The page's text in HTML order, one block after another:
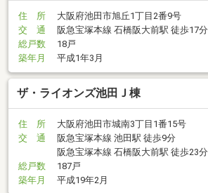
住 所
大阪府池田市旭丘1丁目2番9号
交 通
阪急宝塚本線 石橋阪大前駅 徒歩17分
総戸数
18戸
築年月
平成1年3月
ザ・ライオンズ池田Ｊ棟
住 所
大阪府池田市城南3丁目1番15号
交 通
阪急宝塚本線 池田駅 徒歩9分
阪急宝塚本線 石橋阪大前駅 徒歩23分
総戸数
187戸
築年月
平成19年2月